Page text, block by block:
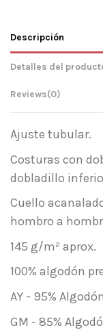
Descripción
Detalles del
Reviews(0)
Ajuste tubular.
Costuras con
dobladillo
Cuello
hombro a
145 g/m² aprox.
100% algodón
AY - 95%
GM - 85%